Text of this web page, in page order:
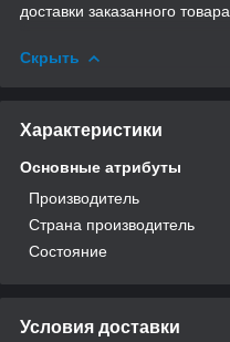
доставки заказанного товара.
Скрыть
Характеристики
Основные атрибуты
Производитель
Страна производитель
Состояние
Условия доставки